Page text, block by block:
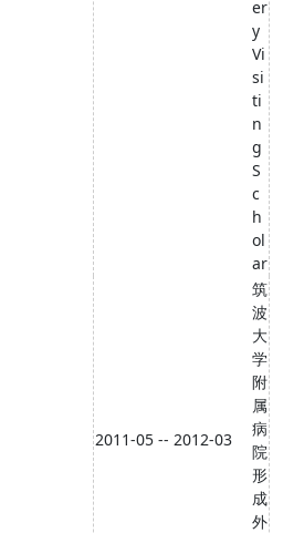
er
y
Vi
si
ti
n
g
S
c
h
ol
ar
2011-05 -- 2012-03
筑
波
大
学
附
属
病
院
形
成
外